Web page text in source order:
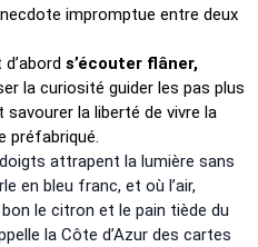
impromptue entre deux
s’écouter flâner,
la curiosité guider les pas plus
savourer la liberté de vivre la
préfabriqué.
attrapent la lumière sans
en bleu franc, et où l’air,
le citron et le pain tiède du
la Côte d’Azur des cartes